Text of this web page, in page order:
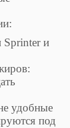
и
удобные
под